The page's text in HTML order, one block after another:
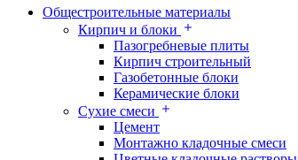
Общестроительные материалы
Кирпич и блоки
Пазогребневые плиты
Кирпич строительный
Газобетонные блоки
Керамические блоки
Сухие смеси
Цемент
Монтажно кладочные смеси